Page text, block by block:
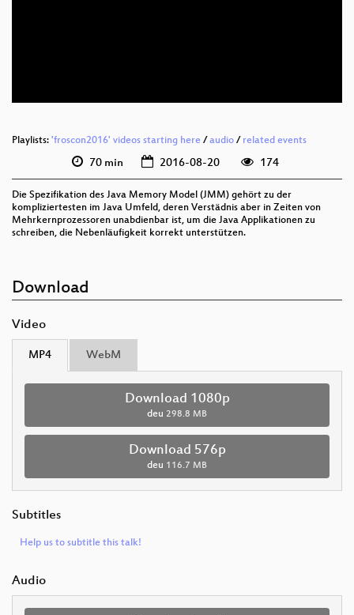
Playlists: 'froscon2016' videos starting here / audio / related events
70 min 2016-08-20 174
Die Spezifikation des Java Memory Model (JMM) gehört zu der
kompliziertesten im Java Umfeld, deren Verstädnis aber in Zeiten von
Mehrkernprozessoren unabdienbar ist, um die Java Applikationen zu
schreiben, die Nebenläufigkeit korrekt unterstützen.
Download
Video
MP4 WebM
Download 1080p
deu 298.8 MB
Download 576p
deu 116.7 MB
Subtitles
Help us to subtitle this talk!
Audio